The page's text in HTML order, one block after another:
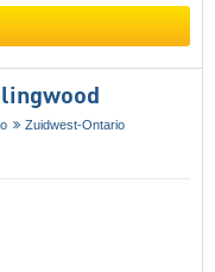
Zuidwest-Ontario